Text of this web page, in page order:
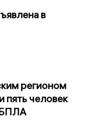
в
регионом
пять человек
БПЛА